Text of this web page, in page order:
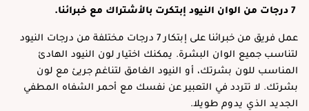
7 درجات من الوان النيود إبتكرت بالأشتراك مع خبرائنا.
عمل فريق من خبرائنا على إبتكار 7 درجات مختلفة من درجات النيود
لتناسب جميع الوان البشرة. يمكنك اختيار لون النيود الهادئ
المناسب للون بشرتك، أو النيود الغامق لتناغم جريئ مع لون
بشرتك. لا تتردد في التعبير عن نفسك مع أحمر الشفاه المطفي
الجديد الذي يدوم طويلا.